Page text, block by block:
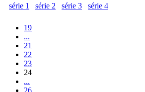
série 1 série 2 série 3 série 4
19
...
21
22
23
24
...